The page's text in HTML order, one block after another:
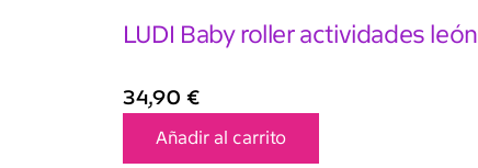
LUDI Baby roller actividades león
34,90 €
Añadir al carrito